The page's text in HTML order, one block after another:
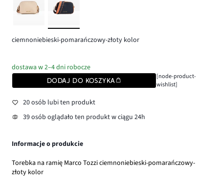
ciemnoniebieski-pomarańczowy-złoty kolor
dostawa w 2–4 dni robocze
DODAJ DO KOSZYKA
[node-product-
wishlist]
20 osób lubi ten produkt
39 osób oglądało ten produkt w ciągu 24h
Informacje o produkcie
Torebka na ramię Marco Tozzi ciemnoniebieski-pomarańczowy-
złoty kolor